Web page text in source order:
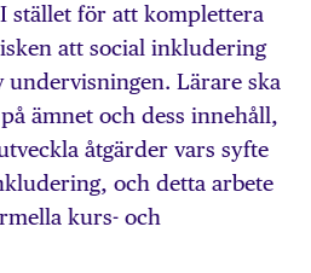
stället för att komplettera
att social inkludering
undervisningen. Lärare ska
ämnet och dess innehåll,
åtgärder vars syfte
och detta arbete
kurs- och